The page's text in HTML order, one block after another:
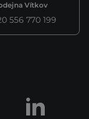
Vítkov
556 770 199
LinkedIn